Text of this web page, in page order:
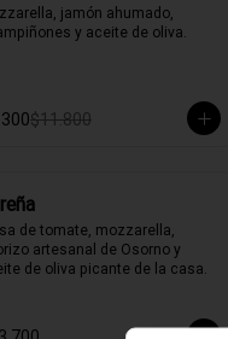
jamón ahumado,
y aceite de oliva.
$11.800
de tomate, mozzarella,
artesanal de Osorno y
de oliva picante de la casa.